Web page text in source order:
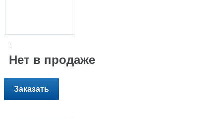
:
Нет в продаже
Заказать